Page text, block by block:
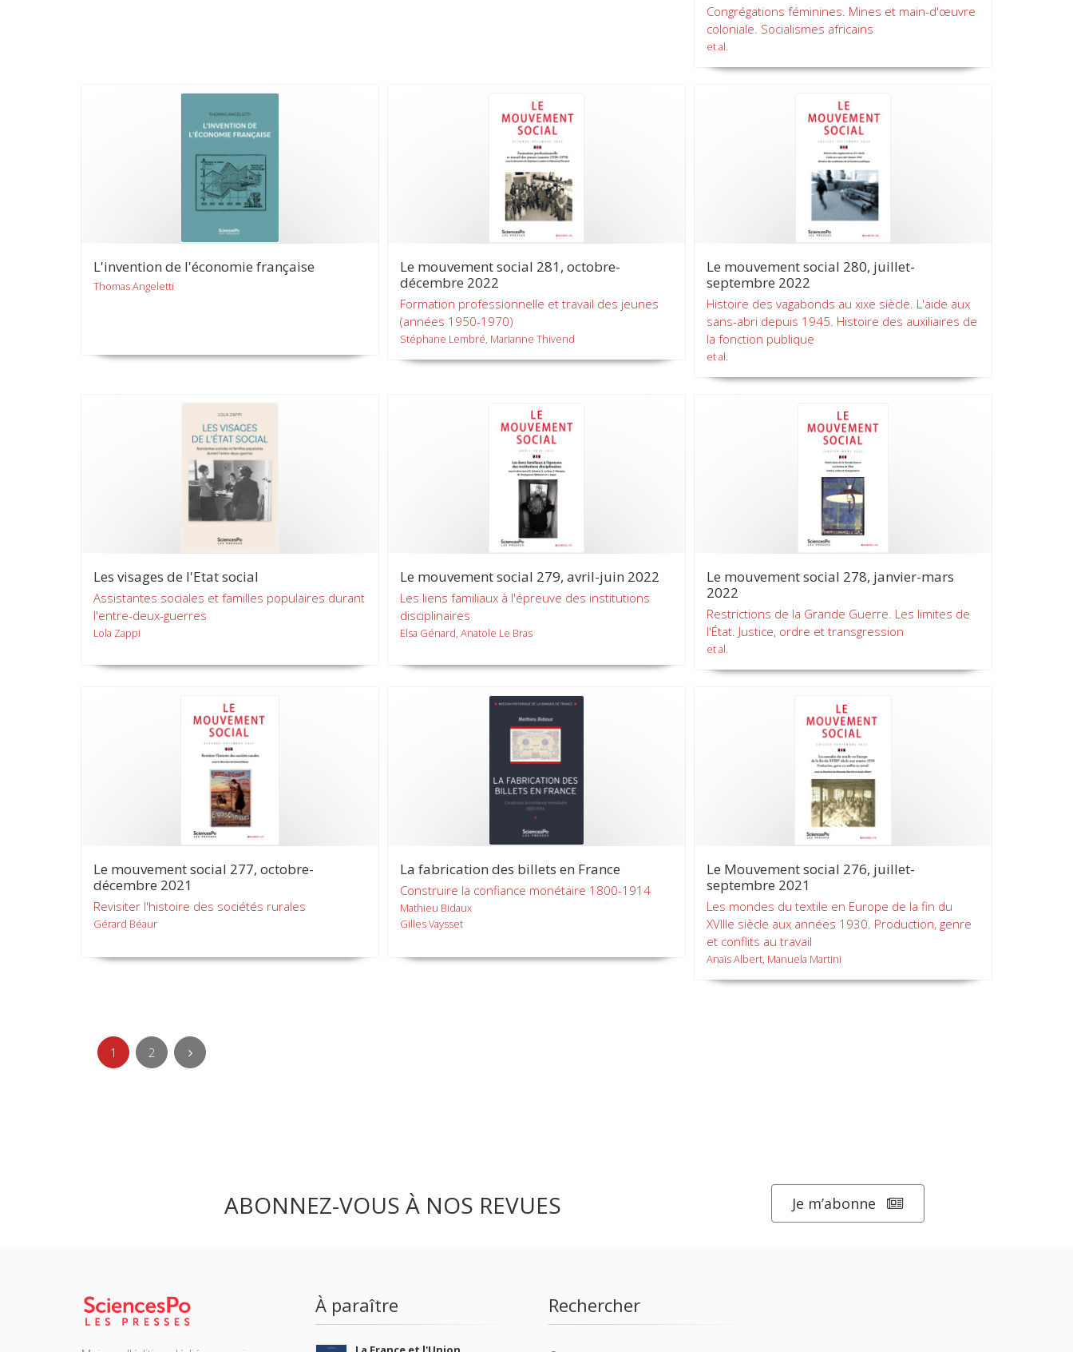
Congrégations féminines. Mines et main-d'œuvre
coloniale. Socialismes africains
et al.
L'invention de l'économie française
Thomas Angeletti
Le mouvement social 281, octobre-
décembre 2022
Formation professionnelle et travail des jeunes
(années 1950-1970)
Stéphane Lembré, Marianne Thivend
Le mouvement social 280, juillet-
septembre 2022
Histoire des vagabonds au xixe siècle. L'aide aux
sans-abri depuis 1945. Histoire des auxiliaires de
la fonction publique
et al.
Les visages de l'Etat social
Assistantes sociales et familles populaires durant
l'entre-deux-guerres
Lola Zappi
Le mouvement social 279, avril-juin 2022
Les liens familiaux à l'épreuve des institutions
disciplinaires
Elsa Génard, Anatole Le Bras
Le mouvement social 278, janvier-mars
2022
Restrictions de la Grande Guerre. Les limites de
l'État. Justice, ordre et transgression
et al.
Le mouvement social 277, octobre-
décembre 2021
Revisiter l'histoire des sociétés rurales
Gérard Béaur
La fabrication des billets en France
Construire la confiance monétaire 1800-1914
Mathieu Bidaux
Gilles Vaysset
Le Mouvement social 276, juillet-
septembre 2021
Les mondes du textile en Europe de la fin du
XVIIIe siècle aux années 1930. Production, genre
et conflits au travail
Anaïs Albert, Manuela Martini
1 2
ABONNEZ-VOUS À NOS REVUES Je m’abonne
À paraître Rechercher